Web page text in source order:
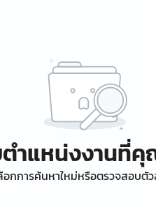
ำแหน่งงานที่
อกการค้นหาใหม่หรือตรวจสอบตั